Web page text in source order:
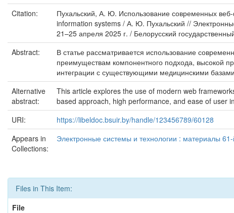
Citation:
Пухальский, А. Ю. Использование современных
information systems / А. Ю. Пухальский //
21–25 апреля 2025 г. / Белорусский
Abstract:
В статье рассматривается использование
преимуществам компонентного подхода, высокой
интеграции с существующими медицинскими
Alternative
abstract:
This article explores the use of modern web
based approach, high performance, and ease of user
URI:
https://libeldoc.bsuir.by/handle/123456789/60128
Appears in
Collections:
Электронные системы и технологии : материалы
Files in This Item:
File